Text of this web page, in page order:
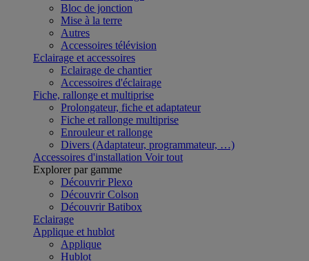
Bloc de jonction
Mise à la terre
Autres
Accessoires télévision
Eclairage et accessoires
Eclairage de chantier
Accessoires d'éclairage
Fiche, rallonge et multiprise
Prolongateur, fiche et adaptateur
Fiche et rallonge multiprise
Enrouleur et rallonge
Divers (Adaptateur, programmateur, …)
Accessoires d'installation Voir tout
Explorer par gamme
Découvrir Plexo
Découvrir Colson
Découvrir Batibox
Eclairage
Applique et hublot
Applique
Hublot